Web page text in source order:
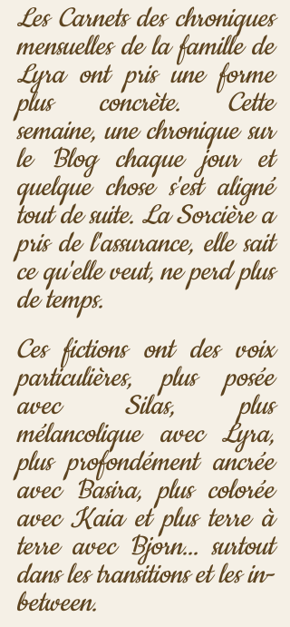
Les Carnets des chroniques
mensuelles de la famille de
Lyra ont pris une forme
plus concrète. Cette
semaine, une chronique sur
le Blog chaque jour et
quelque chose s'est aligné
tout de suite. La Sorcière a
pris de l'assurance, elle sait
ce qu'elle veut, ne perd plus
de temps.
Ces fictions ont des voix
particulières, plus posée
avec Silas, plus
mélancolique avec Lyra,
plus profondément ancrée
avec Basira, plus colorée
avec Kaia et plus terre à
terre avec Bjorn... surtout
dans les transitions et les in-
between.